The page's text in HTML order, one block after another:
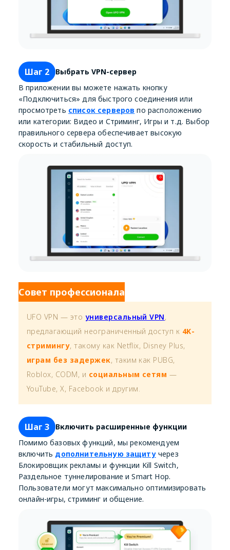
Шаг 2
Выбрать VPN-сервер
В приложении вы можете нажать кнопку
«Подключиться» для быстрого соединения или
просмотреть список серверов по расположению
или категории: Видео и Стриминг, Игры и т.д. Выбор
правильного сервера обеспечивает высокую
скорость и стабильный доступ.
Совет профессионала
UFO VPN — это универсальный VPN,
предлагающий неограниченный доступ к 4K-
стримингу, такому как Netflix, Disney Plus,
играм без задержек, таким как PUBG,
Roblox, CODM, и социальным сетям —
YouTube, X, Facebook и другим.
Шаг 3
Включить расширенные функции
Помимо базовых функций, мы рекомендуем
включить дополнительную защитучерез
Блокировщик рекламы и функции Kill Switch,
Раздельное туннелирование и Smart Hop.
Пользователи могут максимально оптимизировать
онлайн-игры, стриминг и общение.